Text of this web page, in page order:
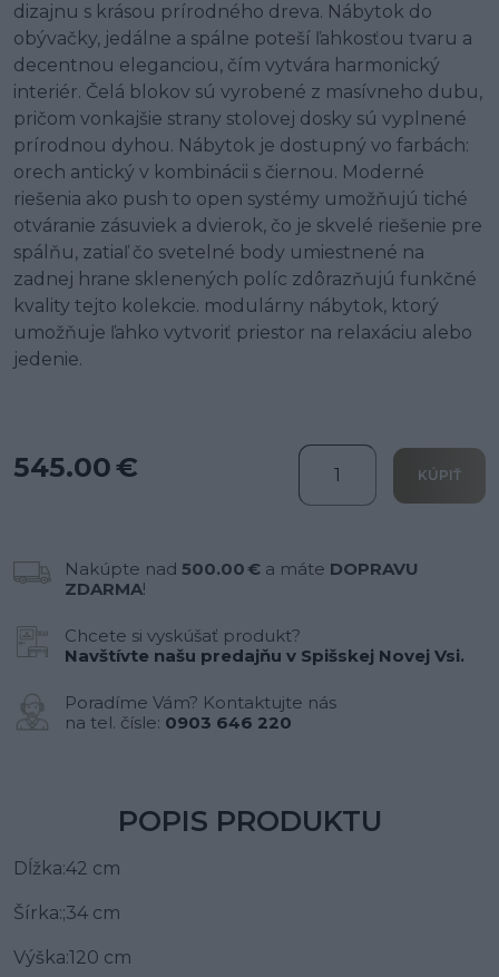
dizajnu s krásou prírodného dreva. Nábytok do
obývačky, jedálne a spálne poteší ľahkosťou tvaru a
decentnou eleganciou, čím vytvára harmonický
interiér. Čelá blokov sú vyrobené z masívneho dubu,
pričom vonkajšie strany stolovej dosky sú vyplnené
prírodnou dyhou. Nábytok je dostupný vo farbách:
orech antický v kombinácii s čiernou. Moderné
riešenia ako push to open systémy umožňujú tiché
otváranie zásuviek a dvierok, čo je skvelé riešenie pre
spálňu, zatiaľ čo svetelné body umiestnené na
zadnej hrane sklenených políc zdôrazňujú funkčné
kvality tejto kolekcie. modulárny nábytok, ktorý
umožňuje ľahko vytvoriť priestor na relaxáciu alebo
jedenie.
545.00 € KÚPIŤ
Nakúpte nad 500.00 € a máte DOPRAVU
ZDARMA!
Chcete si vyskúšať produkt?
Navštívte našu predajňu v Spišskej Novej Vsi.
Poradíme Vám? Kontaktujte nás
na tel. čísle: 0903 646 220
POPIS PRODUKTU
Dĺžka:42 cm
Šírka:;34 cm
Výška:120 cm